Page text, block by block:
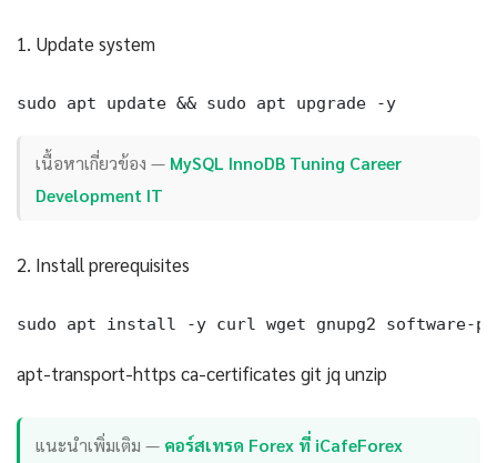
1. Update system
sudo apt update && sudo apt upgrade -y
เนื้อหาเกี่ยวข้อง — MySQL InnoDB Tuning Career
Development IT
2. Install prerequisites
sudo apt install -y curl wget gnupg2 software-
apt-transport-https ca-certificates git jq unzip
แนะนำเพิ่มเติม — คอร์สเทรด Forex ที่ iCafeForex